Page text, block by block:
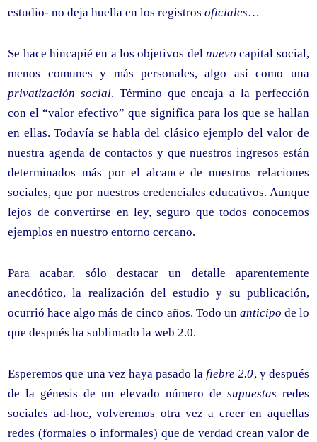
estudio- no deja huella en los registrosoficiales…
Se hace hincapié en a los objetivos delnuevo capital social,
menos comunes y más personales, algo así como una
privatización social. Término que encaja a la perfección
con el “valor efectivo” que significa para los que se hallan
en ellas. Todavía se habla del clásico ejemplo del valor de
nuestra agenda de contactos y que nuestros ingresos están
determinados más por el alcance de nuestros relaciones
sociales, que por nuestros credenciales educativos. Aunque
lejos de convertirse en ley, seguro que todos conocemos
ejemplos en nuestro entorno cercano.
Para acabar, sólo destacar un detalle aparentemente
anecdótico, la realización del estudio y su publicación,
ocurrió hace algo más de cinco años. Todo un anticipo de lo
que después ha sublimado la web 2.0.
Esperemos que una vez haya pasado lafiebre 2.0, y después
de la génesis de un elevado número de supuestas redes
sociales ad-hoc, volveremos otra vez a creer en aquellas
redes (formales o informales) que de verdad crean valor de